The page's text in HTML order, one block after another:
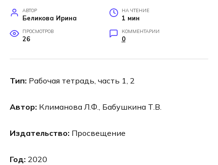
АВТОР
Беликова Ирина
НА ЧТЕНИЕ
1 мин
ПРОСМОТРОВ
26
КОММЕНТАРИИ
0
Тип: Рабочая тетрадь, часть 1, 2
Автор: Климанова Л.Ф., Бабушкина Т.В.
Издательство: Просвещение
Год: 2020